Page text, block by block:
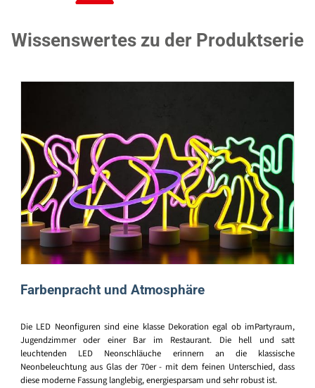
Wissenswertes zu der Produktserie
Farbenpracht und Atmosphäre
Die LED Neonfiguren sind eine klasse Dekoration egal ob imPartyraum,
Jugendzimmer oder einer Bar im Restaurant. Die hell und satt
leuchtenden LED Neonschläuche erinnern an die klassische
Neonbeleuchtung aus Glas der 70er - mit dem feinen Unterschied, dass
diese moderne Fassung langlebig, energiesparsam und sehr robust ist.